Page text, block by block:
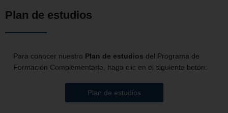
Plan de estudios
Para conocer nuestro Plan de estudios del Programa de
Formación Complementaria, haga clic en el siguiente botón:
Plan de estudios